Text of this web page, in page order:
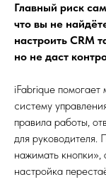
Главный риск
что вы не
настроить CRM
но не даст
iFabrique
систему
правила работы,
для руководителя.
нажимать кнопки»,
настройка